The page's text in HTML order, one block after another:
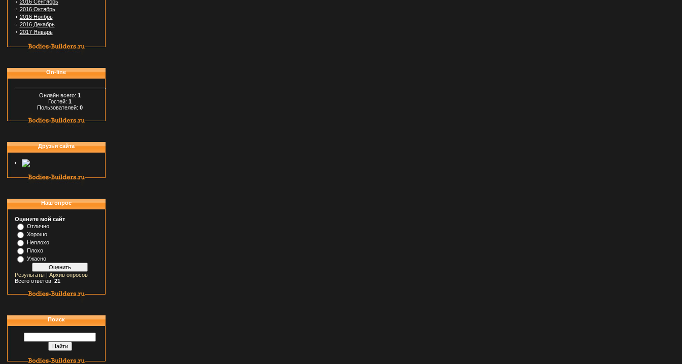
2016 Сентябрь
2016 Октябрь
2016 Ноябрь
2016 Декабрь
2017 Январь
On-line
Онлайн всего: 1
Гостей: 1
Пользователей: 0
Друзья сайта
Наш опрос
Оцените мой сайт
Отлично
Хорошо
Неплохо
Плохо
Ужасно
Результаты| Архив опросов
Всего ответов: 21
Поиск